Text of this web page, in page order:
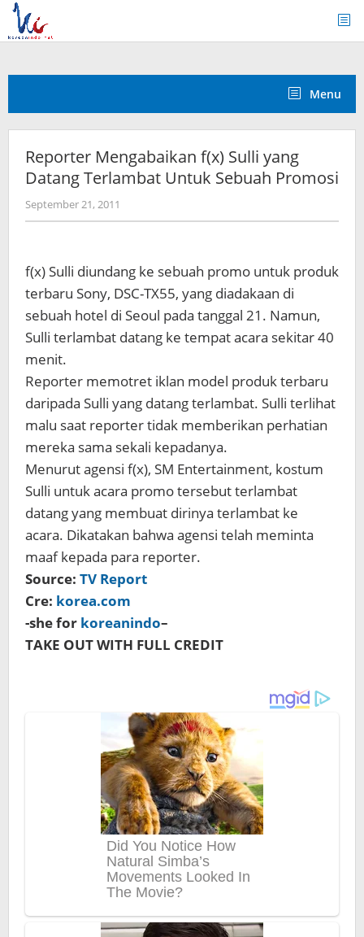
Skip
content
Menu
Reporter Mengabaikan f(x) Sulli yang
Datang Terlambat Untuk Sebuah Promosi
September 21, 2011
Koreanindo
f(x) Sulli diundang ke sebuah promo untuk produk
terbaru Sony, DSC-TX55, yang diadakaan di
sebuah hotel di Seoul pada tanggal 21. Namun,
Sulli terlambat datang ke tempat acara sekitar 40
menit.
Reporter memotret iklan model produk terbaru
daripada Sulli yang datang terlambat. Sulli terlihat
malu saat reporter tidak memberikan perhatian
mereka sama sekali kepadanya.
Menurut agensi f(x), SM Entertainment, kostum
Sulli untuk acara promo tersebut terlambat
datang yang membuat dirinya terlambat ke
acara. Dikatakan bahwa agensi telah meminta
maaf kepada para reporter.
Source: TV Report
Cre: korea.com
-she for koreanindo–
TAKE OUT WITH FULL CREDIT